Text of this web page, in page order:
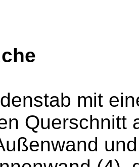
mit
Querschnitt